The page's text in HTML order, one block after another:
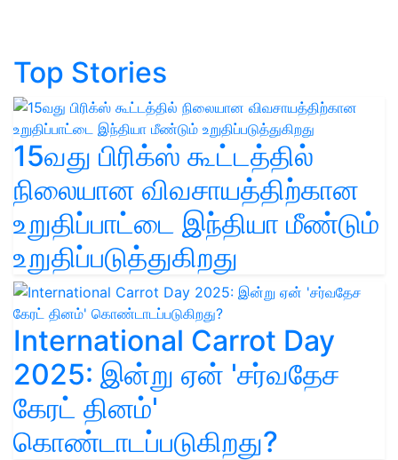
Top Stories
15வது பிரிக்ஸ் கூட்டத்தில்
நிலையான விவசாயத்திற்கான
உறுதிப்பாட்டை இந்தியா மீண்டும்
உறுதிப்படுத்துகிறது
International Carrot Day
2025: இன்று ஏன் 'சர்வதேச
கேரட் தினம்'
கொண்டாடப்படுகிறது?